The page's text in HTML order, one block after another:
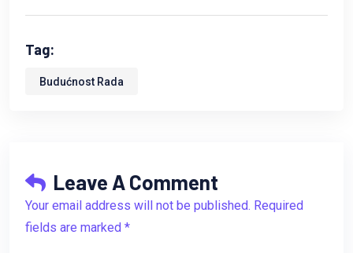
Tag:
Budućnost Rada
Leave A Comment
Your email address will not be published. Required
fields are marked *